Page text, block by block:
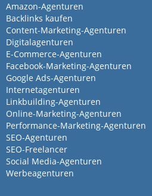
Mehr
Amazon-Agenturen
Backlinks kaufen
Content-Marketing-Agenturen
Digitalagenturen
E-Commerce-Agenturen
Facebook-Marketing-Agenturen
Google Ads-Agenturen
Internetagenturen
Linkbuilding-Agenturen
Online-Marketing-Agenturen
Performance-Marketing-Agenturen
SEO-Agenturen
SEO-Freelancer
Social Media-Agenturen
Werbeagenturen